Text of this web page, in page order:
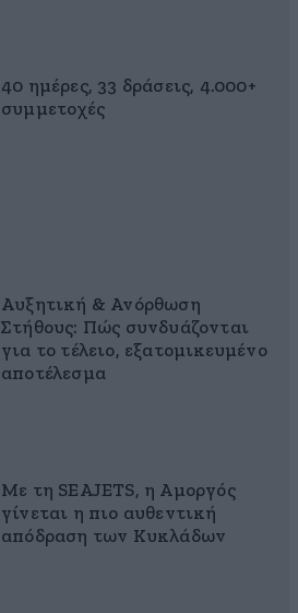
40 ημέρες, 33 δράσεις, 4.000+
συμμετοχές
Αυξητική & Ανόρθωση
Στήθους: Πώς συνδυάζονται
για το τέλειο, εξατομικευμένο
αποτέλεσμα
Με τη SEAJETS, η Αμοργός
γίνεται η πιο αυθεντική
απόδραση των Κυκλάδων